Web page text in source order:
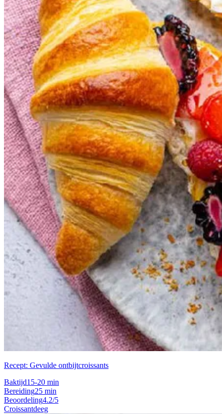
Recept: Gevulde ontbijtcroissants
Baktijd15-20 min
Bereiding25 min
Beoordeling4.2/5
Croissantdeeg